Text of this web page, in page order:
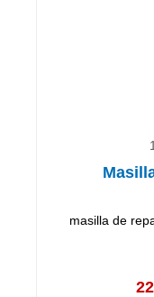
masilla de